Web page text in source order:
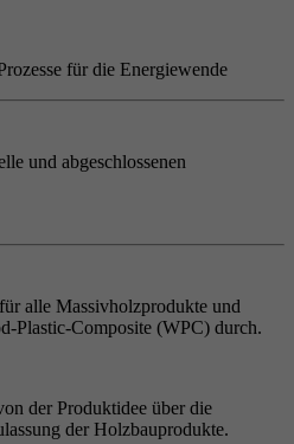
für die Energiewende
und abgeschlossenen
alle Massivholzprodukte und
Plastic-Composite (WPC) durch.
der Produktidee über die
der Holzbauprodukte.